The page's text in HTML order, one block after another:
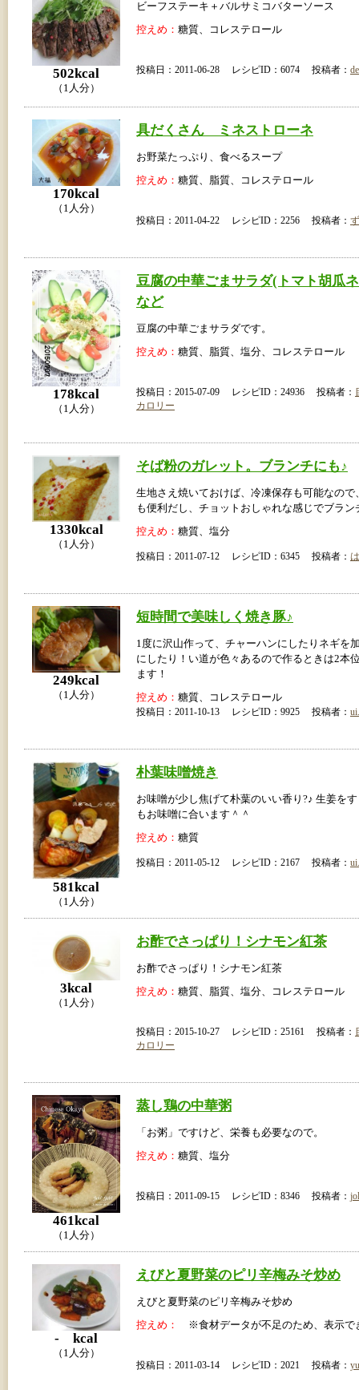
502kcal
（1人分）
ビーフステーキ＋バルサミコバターソース
控えめ： 糖質、コレステロール
投稿日：2011-06-28 レシピID：6074 投稿者：
170kcal
（1人分）
具だくさん ミネストローネ
お野菜たっぷり、食べるスープ
控えめ： 糖質、脂質、コレステロール
投稿日：2011-04-22 レシピID：2256 投稿者：
178kcal
（1人分）
豆腐の中華ごまサラダ(トマト胡瓜
など
豆腐の中華ごまサラダです。
控えめ： 糖質、脂質、塩分、コレステロール
投稿日：2015-07-09 レシピID：24936 投稿者：
カロリー
1330kcal
（1人分）
そば粉のガレット。ブランチにも♪
生地さえ焼いておけば、冷凍保存も可能なので
も便利だし、チョットおしゃれな感じでブラン
控えめ： 糖質、塩分
投稿日：2011-07-12 レシピID：6345 投稿者：
249kcal
（1人分）
短時間で美味しく焼き豚♪
1度に沢山作って、チャーハンにしたりネギを
にしたり！い道が色々あるので作るときは2本
ます！
控えめ： 糖質、コレステロール
投稿日：2011-10-13 レシピID：9925 投稿者：
581kcal
（1人分）
朴葉味噌焼き
お味噌が少し焦げて朴葉のいい香り?♪ 生姜を
もお味噌に合います＾＾
控えめ： 糖質
投稿日：2011-05-12 レシピID：2167 投稿者：
3kcal
（1人分）
お酢でさっぱり！シナモン紅茶
お酢でさっぱり！シナモン紅茶
控えめ： 糖質、脂質、塩分、コレステロール
投稿日：2015-10-27 レシピID：25161 投稿者：
カロリー
461kcal
（1人分）
蒸し鶏の中華粥
「お粥」ですけど、栄養も必要なので。
控えめ： 糖質、塩分
投稿日：2011-09-15 レシピID：8346 投稿者：
- kcal
（1人分）
えびと夏野菜のピリ辛梅みそ炒め
えびと夏野菜のピリ辛梅みそ炒め
控えめ： ※食材データが不足のため、表示で
投稿日：2011-03-14 レシピID：2021 投稿者：